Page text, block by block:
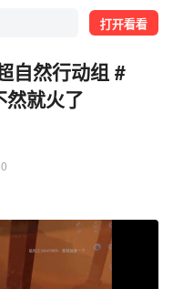
打开看看
自然行动组 #
然就火了